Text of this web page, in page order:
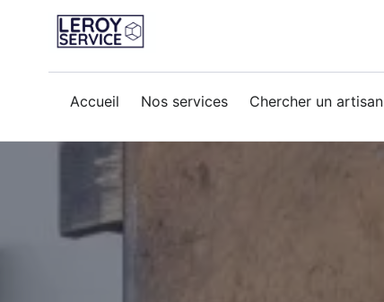
Accueil Nos services Chercher un artisan